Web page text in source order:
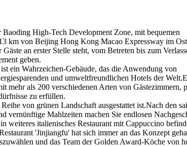
High-Tech Development Zone, mit bequemen
km von Beijing Hong Kong Macao Expressway im
an erster Stelle steht, vom Betreten bis zum
geben.
ein Wahrzeichen-Gebäude, das die Anwendung von
und umweltfreundlichen Hotels der
als 200 verschiedenen Arten von Gästezimmern,
zu erfüllen.
von grünen Landschaft ausgestattet ist.Nach den
vernünftige Mahlzeiten machen Sie endlosen
weiteres italienisches Restaurant mit Cappuccino
'Jinjiangfu' hat sich immer an das Konzept
und das Team der Golden Award-Köche von